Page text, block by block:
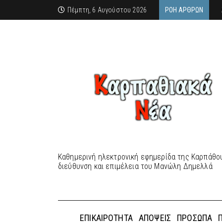
Πέμπτη, 6 Αυγούστου 2026 ΡΟΉ ΆΡΘΡΩΝ
Καθημερινή ηλεκτρονική εφημερίδα της
διεύθυνση και επιμέλεια του Μανώλη Δημελλά
ΕΠΙΚΑΙΡΌΤΗΤΑ ΑΠΌΨΕΙΣ ΠΡΌΣΩΠΑ